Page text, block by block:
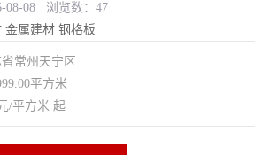
08-08 浏览数：47
金属建材 钢格板
常州天宁区
平方米
/平方米 起